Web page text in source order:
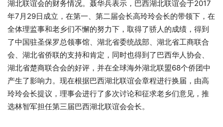
湖北联谊会的财务情况。聂华兵表示，巴西湖北联谊会于2017
年7月29日成立，在第一、第二届会长高玲玲会长的带领下，在
全体理监事和老乡们不懈的努力下，取得了骄人的成绩，得到
了中国驻圣保罗总领事馆、湖北省委统战部、湖北省工商联合
会、湖北省侨联的支持和肯定，同时也得到了巴西华人协会、
湖北省楚商联合会的好评，并在全球海外湖北联盟68个侨团中
产生了影响力。现在根据巴西湖北联谊会章程进行换届，由高
玲玲会长提议，理事会进行了多次讨论和征求老乡们意见，推
选林智军担任第三届巴西湖北联谊会会长。